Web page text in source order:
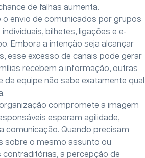
de falhas aumenta.
o envio de comunicados por grupos
bilhetes, ligações e e-
Embora a intenção seja alcançar
esse excesso de canais pode gerar
recebem a informação, outras
da equipe não sabe exatamente qual
compromete a imagem
esperam agilidade,
comunicação. Quando precisam
sobre o mesmo assunto ou
a percepção de